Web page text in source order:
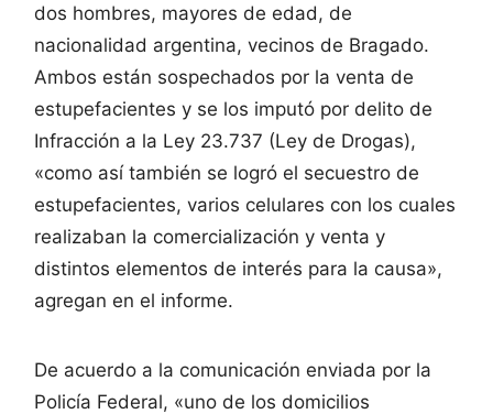
dos hombres, mayores de edad, de
nacionalidad argentina, vecinos de Bragado.
Ambos están sospechados por la venta de
estupefacientes y se los imputó por delito de
Infracción a la Ley 23.737 (Ley de Drogas),
«como así también se logró el secuestro de
estupefacientes, varios celulares con los cuales
realizaban la comercialización y venta y
distintos elementos de interés para la causa»,
agregan en el informe.
De acuerdo a la comunicación enviada por la
Policía Federal, «uno de los domicilios